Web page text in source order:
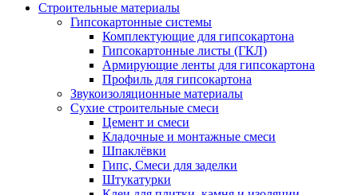
Строительные материалы
Гипсокартонные системы
Комплектующие для гипсокартона
Гипсокартонные листы (ГКЛ)
Армирующие ленты для гипсокартона
Профиль для гипсокартона
Звукоизоляционные материалы
Сухие строительные смеси
Цемент и смеси
Кладочные и монтажные смеси
Шпаклёвки
Гипс, Смеси для заделки
Штукатурки